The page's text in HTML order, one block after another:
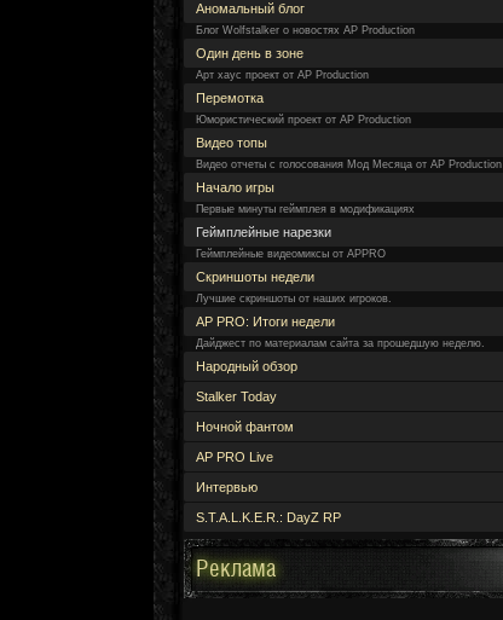
Аномальный блог
Блог Wolfstalker о новостях AP Production
Один день в зоне
Арт хаус проект от AP Production
Перемотка
Юмористический проект от AP Production
Видео топы
Видео отчеты с голосования Мод Месяца от AP Production
Начало игры
Первые минуты геймплея в модификациях
Геймплейные нарезки
Геймплейные видеомиксы от APPRO
Скриншоты недели
Лучшие скриншоты от наших игроков.
AP PRO: Итоги недели
Дайджест по материалам сайта за прошедшую неделю.
Народный обзор
Stalker Today
Ночной фантом
AP PRO Live
Интервью
S.T.A.L.K.E.R.: DayZ RP
Реклама